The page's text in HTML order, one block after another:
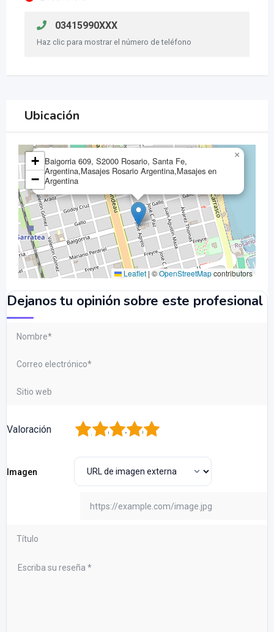
03415990XXX
Haz clic para mostrar el número de teléfono
Ubicación
Baigorria 609, S2000 Rosario, Santa Fe,
Argentina,Masajes Rosario Argentina,Masajes en
Argentina
×
+
−
Leaflet | ©OpenStreetMapcontributors
Dejanos tu opinión sobre este profesional
Valoración 5
4
3
2
Imagen